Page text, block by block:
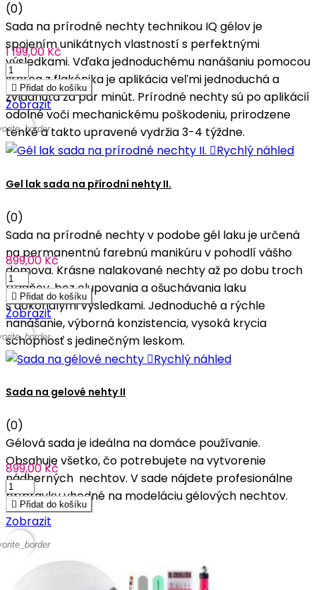
(0)
Sada na prírodné nechty technikou IQ gélov je
spojením unikátnych vlastností s perfektnými
výsledkami. Vďaka jednoduchému nanášaniu pomocou
štetca z flakónika je aplikácia veľmi jednoduchá a
zvládnutá za pár minút. Prírodné nechty sú po aplikácií
odolné voči mechanickému poškodeniu, prirodzene
tenké a takto upravené vydržia 3-4 týždne.
1 199,00 Kč
 Přidat do košíku
Zobrazit
Rychlý náhled
Gel lak sada na přírodní nehty II.
(0)
Sada na prírodné nechty v podobe gél laku je určená
na permanentnú farebnú manikúru v pohodlí vášho
domova. Krásne nalakované nechty až po dobu troch
týždňov, bez olupovania a ošuchávania laku
s dokonalými výsledkami. Jednoduché a rýchle
nanášanie, výborná konzistencia, vysoká krycia
schopnosť s jedinečným leskom.
899,00 Kč
 Přidat do košíku
Zobrazit
Rychlý náhled
Sada na gelové nehty II
(0)
Gélová sada je ideálna na domáce používanie.
Obsahuje všetko, čo potrebujete na vytvorenie
nádherných nechtov. V sade nájdete profesionálne
prípravky vhodné na modeláciu gélových nechtov.
899,00 Kč
 Přidat do košíku
Zobrazit